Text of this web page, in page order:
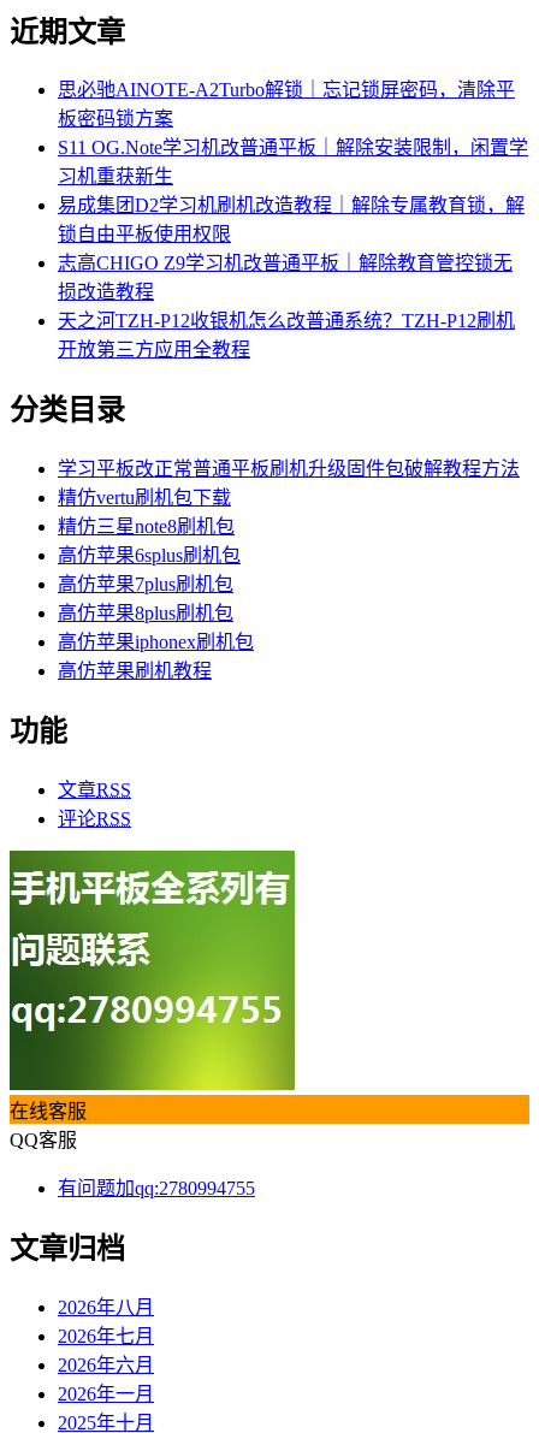
近期文章
思必驰AINOTE‑A2Turbo解锁｜忘记锁屏密码，清除平
板密码锁方案
S11 OG.Note学习机改普通平板｜解除安装限制，闲置学
习机重获新生
易成集团D2学习机刷机改造教程｜解除专属教育锁，解
锁自由平板使用权限
志高CHIGO Z9学习机改普通平板｜解除教育管控锁无
损改造教程
天之河TZH-P12收银机怎么改普通系统？TZH-P12刷机
开放第三方应用全教程
分类目录
学习平板改正常普通平板刷机升级固件包破解教程方法
精仿vertu刷机包下载
精仿三星note8刷机包
高仿苹果6splus刷机包
高仿苹果7plus刷机包
高仿苹果8plus刷机包
高仿苹果iphonex刷机包
高仿苹果刷机教程
功能
文章RSS
评论RSS
在线客服
QQ客服
有问题加qq:2780994755
文章归档
2026年八月
2026年七月
2026年六月
2026年一月
2025年十月